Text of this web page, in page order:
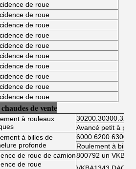
de roue
de roue
de roue
de roue
de roue
de roue
de roue
de roue
de roue
de roue
de vente
à rouleaux
Avancé petit à petit
à billes de
profonde
Roulement à billes
de roue de camion800792 un VKBA
de roue